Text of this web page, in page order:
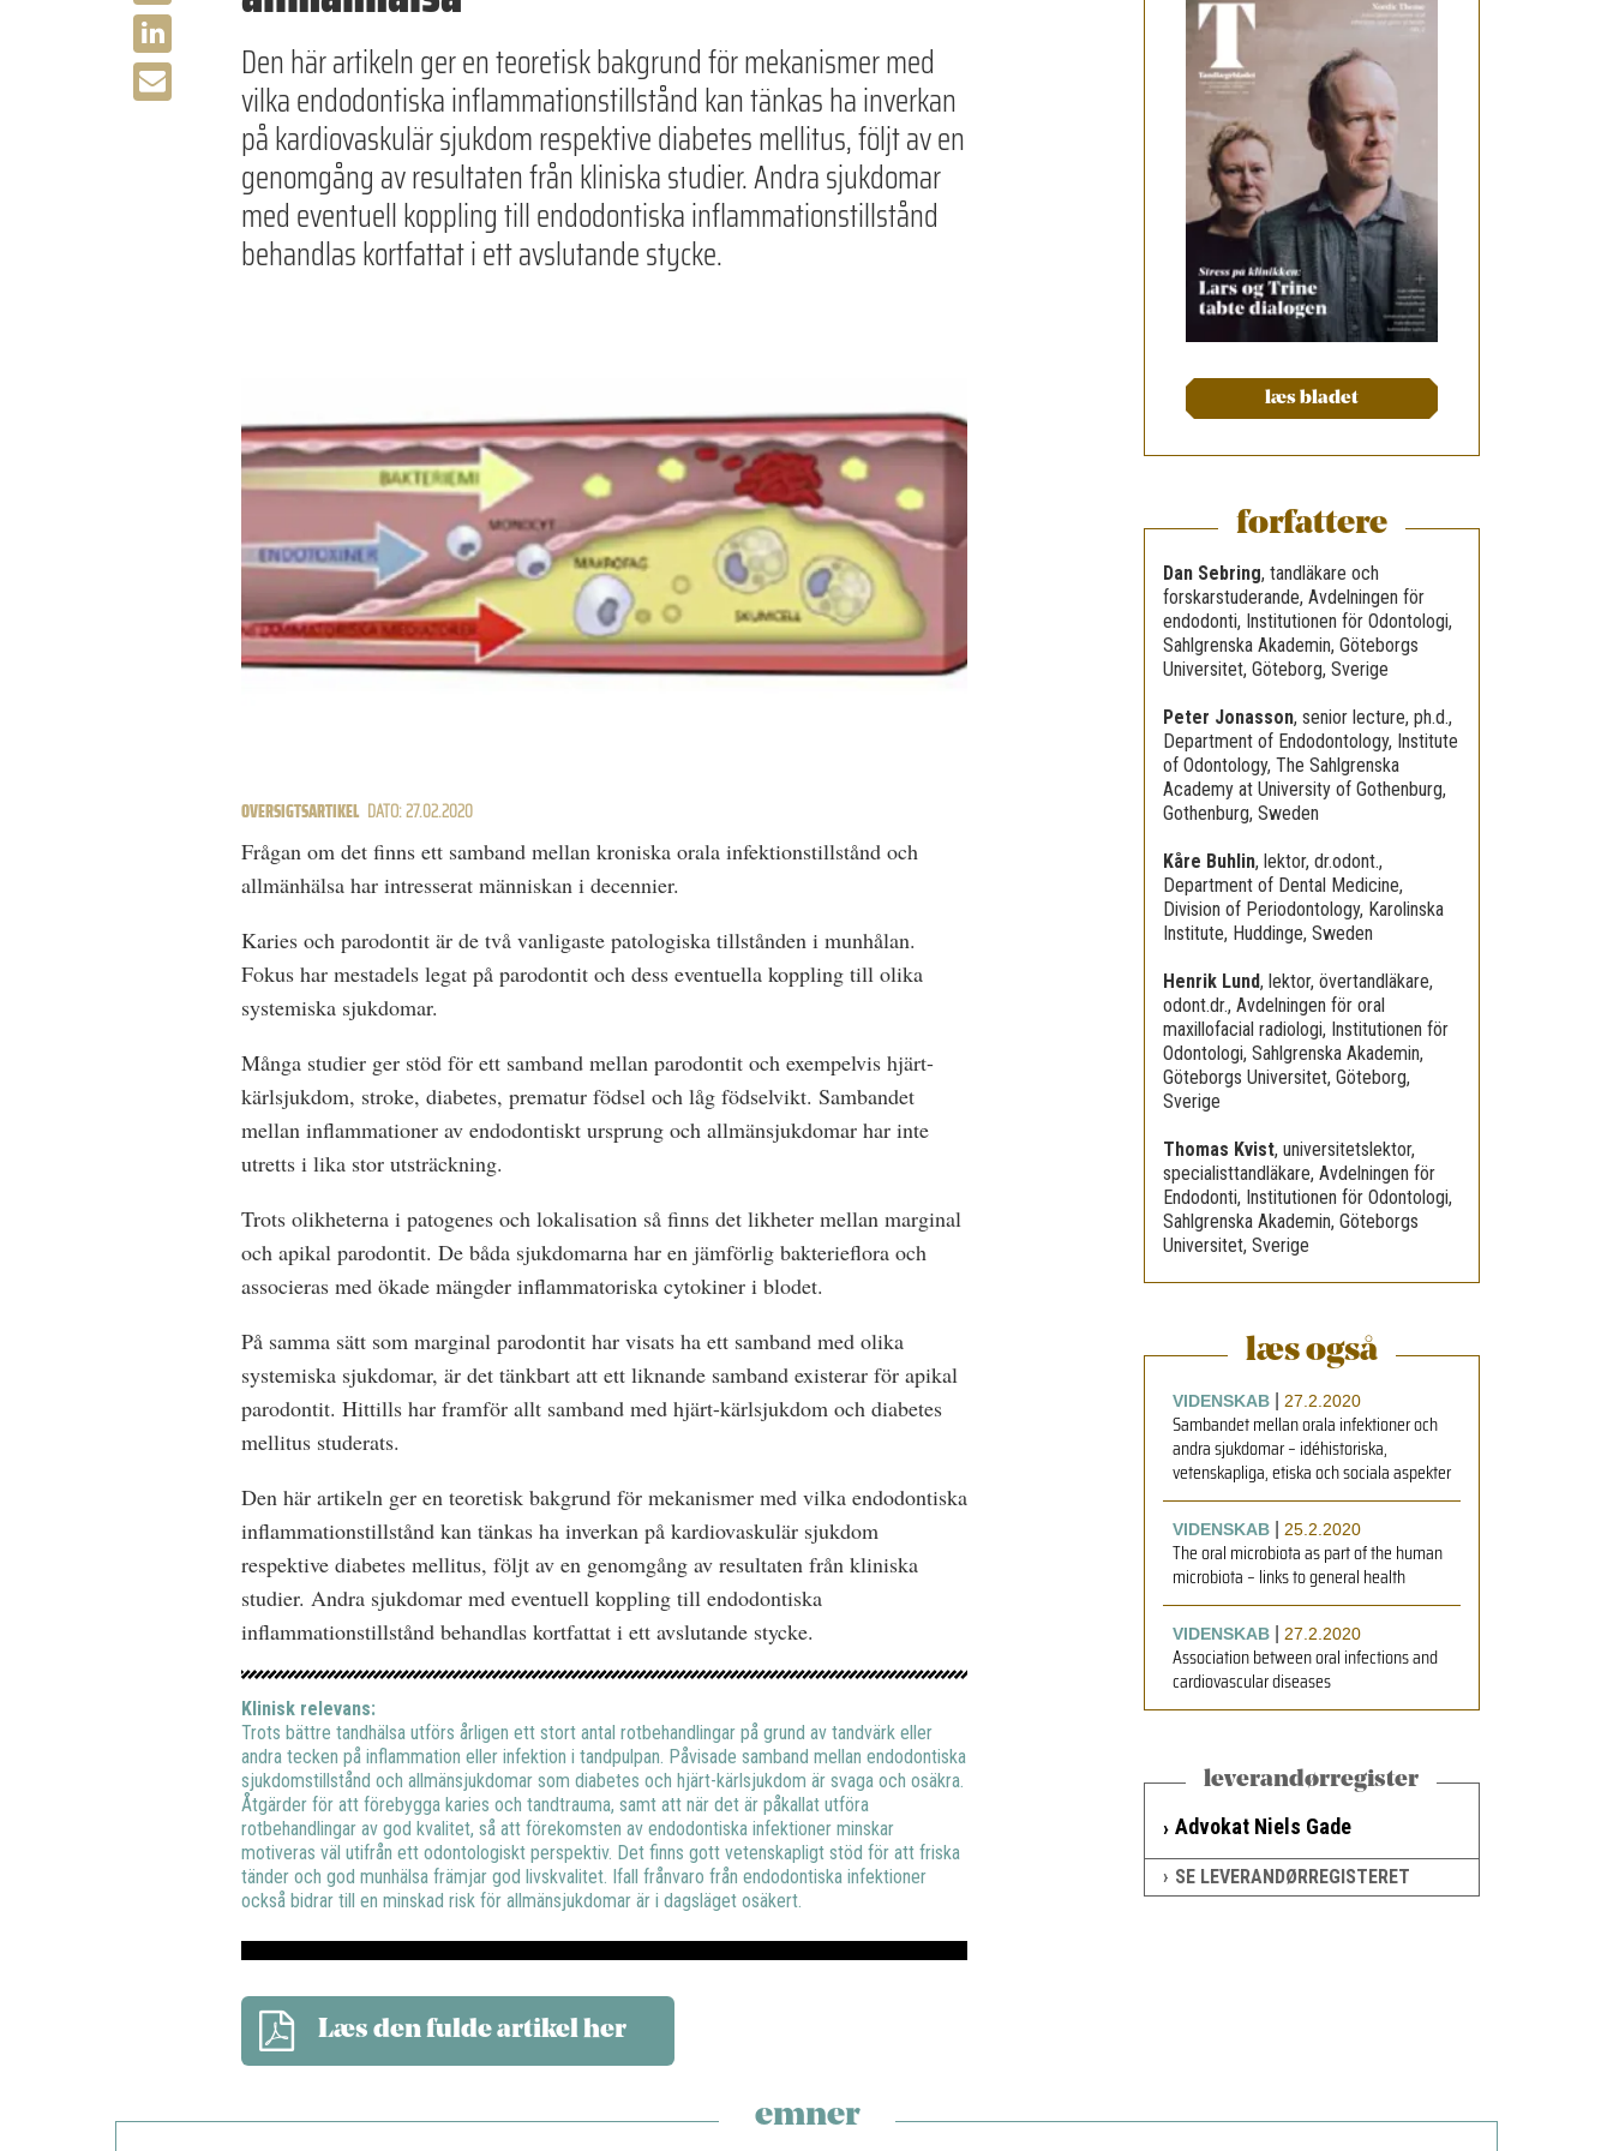
Den här artikeln ger en teoretisk bakgrund för mekanismer med
vilka endodontiska inflammationstillstånd kan tänkas ha inverkan
på kardiovaskulär sjukdom respektive diabetes mellitus, följt av en
genomgång av resultaten från kliniska studier. Andra sjukdomar
med eventuell koppling till endodontiska inflammationstillstånd
behandlas kortfattat i ett avslutande stycke.
OVERSIGTSARTIKEL DATO: 27.02.2020
Frågan om det finns ett samband mellan kroniska orala infektionstillstånd och
allmänhälsa har intresserat människan i decennier.
Karies och parodontit är de två vanligaste patologiska tillstånden i munhålan.
Fokus har mestadels legat på parodontit och dess eventuella koppling till olika
systemiska sjukdomar.
Många studier ger stöd för ett samband mellan parodontit och exempelvis hjärt-
kärlsjukdom, stroke, diabetes, prematur födsel och låg födselvikt. Sambandet
mellan inflammationer av endodontiskt ursprung och allmänsjukdomar har inte
utretts i lika stor utsträckning.
Trots olikheterna i patogenes och lokalisation så finns det likheter mellan marginal
och apikal parodontit. De båda sjukdomarna har en jämförlig bakterieflora och
associeras med ökade mängder inflammatoriska cytokiner i blodet.
På samma sätt som marginal parodontit har visats ha ett samband med olika
systemiska sjukdomar, är det tänkbart att ett liknande samband existerar för apikal
parodontit. Hittills har framför allt samband med hjärt-kärlsjukdom och diabetes
mellitus studerats.
Den här artikeln ger en teoretisk bakgrund för mekanismer med vilka endodontiska
inflammationstillstånd kan tänkas ha inverkan på kardiovaskulär sjukdom
respektive diabetes mellitus, följt av en genomgång av resultaten från kliniska
studier. Andra sjukdomar med eventuell koppling till endodontiska
inflammationstillstånd behandlas kortfattat i ett avslutande stycke.
Klinisk relevans:
Trots bättre tandhälsa utförs årligen ett stort antal rotbehandlingar på grund av tandvärk eller
andra tecken på inflammation eller infektion i tandpulpan. Påvisade samband mellan endodontiska
sjukdomstillstånd och allmänsjukdomar som diabetes och hjärt-kärlsjukdom är svaga och osäkra.
Åtgärder för att förebygga karies och tandtrauma, samt att när det är påkallat utföra
rotbehandlingar av god kvalitet, så att förekomsten av endodontiska infektioner minskar
motiveras väl utifrån ett odontologiskt perspektiv. Det finns gott vetenskapligt stöd för att friska
tänder och god munhälsa främjar god livskvalitet. Ifall frånvaro från endodontiska infektioner
också bidrar till en minskad risk för allmänsjukdomar är i dagsläget osäkert.
Læs den fulde artikel her
læs bladet
forfattere
Dan Sebring, tandläkare och
forskarstuderande, Avdelningen för
endodonti, Institutionen för Odontologi,
Sahlgrenska Akademin, Göteborgs
Universitet, Göteborg, Sverige
Peter Jonasson, senior lecture, ph.d.,
Department of Endodontology, Institute
of Odontology, The Sahlgrenska
Academy at University of Gothenburg,
Gothenburg, Sweden
Kåre Buhlin, lektor, dr.odont.,
Department of Dental Medicine,
Division of Periodontology, Karolinska
Institute, Huddinge, Sweden
Henrik Lund, lektor, övertandläkare,
odont.dr., Avdelningen för oral
maxillofacial radiologi, Institutionen för
Odontologi, Sahlgrenska Akademin,
Göteborgs Universitet, Göteborg,
Sverige
Thomas Kvist, universitetslektor,
specialisttandläkare, Avdelningen för
Endodonti, Institutionen för Odontologi,
Sahlgrenska Akademin, Göteborgs
Universitet, Sverige
læs også
VIDENSKAB| 27.2.2020
Sambandet mellan orala infektioner och
andra sjukdomar – idéhistoriska,
vetenskapliga, etiska och sociala aspekter
VIDENSKAB| 25.2.2020
The oral microbiota as part of the human
microbiota – links to general health
VIDENSKAB| 27.2.2020
Association between oral infections and
cardiovascular diseases
leverandørregister
Advokat Niels Gade
SE LEVERANDØRREGISTERET
emner